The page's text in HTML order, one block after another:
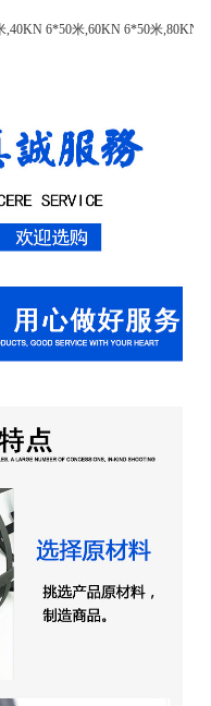
,40KN 6*50米,60KN 6*50米,80KN